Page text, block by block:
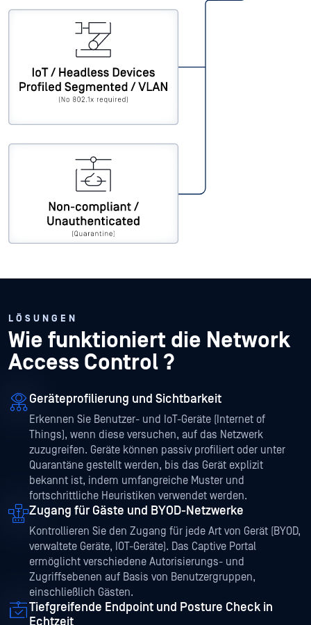
LÖSUNGEN
Wie funktioniert die Network
Access Control ?
Geräteprofilierung und Sichtbarkeit
Erkennen Sie Benutzer- und IoT-Geräte (Internet of
Things), wenn diese versuchen, auf das Netzwerk
zuzugreifen. Geräte können passiv profiliert oder unter
Quarantäne gestellt werden, bis das Gerät explizit
bekannt ist, indem umfangreiche Muster und
fortschrittliche Heuristiken verwendet werden.
Zugang für Gäste und BYOD-Netzwerke
Kontrollieren Sie den Zugang für jede Art von Gerät (BYOD,
verwaltete Geräte, IOT-Geräte). Das Captive Portal
ermöglicht verschiedene Autorisierungs- und
Zugriffsebenen auf Basis von Benutzergruppen,
einschließlich Gästen.
Tiefgreifende Endpoint und Posture Check in